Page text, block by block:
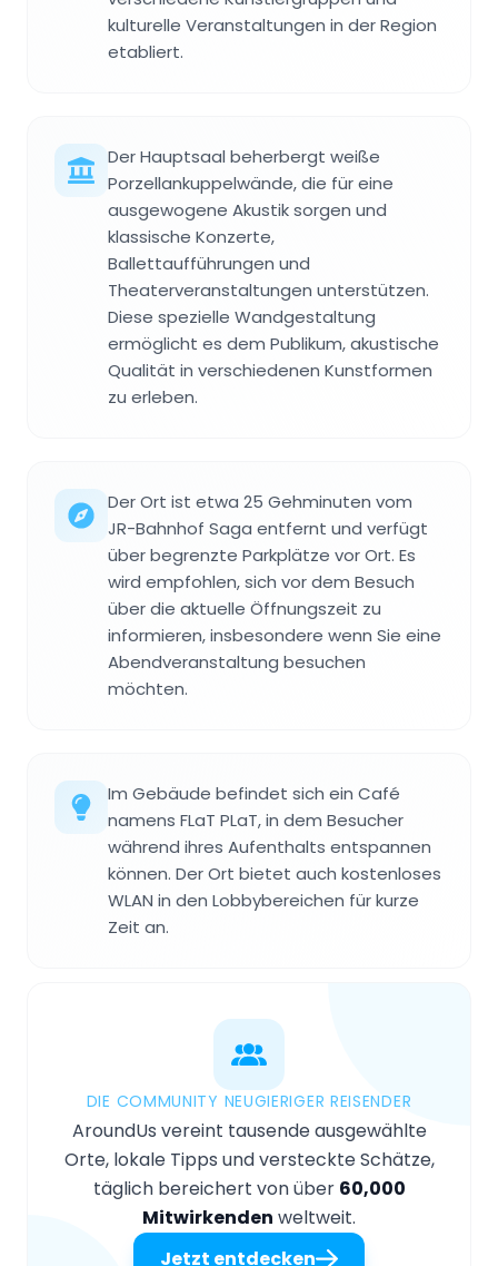
kulturelle Veranstaltungen in der Region
etabliert.
Der Hauptsaal beherbergt weiße
Porzellankuppelwände, die für eine
ausgewogene Akustik sorgen und
klassische Konzerte,
Ballettaufführungen und
Theaterveranstaltungen unterstützen.
Diese spezielle Wandgestaltung
ermöglicht es dem Publikum, akustische
Qualität in verschiedenen Kunstformen
zu erleben.
Der Ort ist etwa 25 Gehminuten vom
JR-Bahnhof Saga entfernt und verfügt
über begrenzte Parkplätze vor Ort. Es
wird empfohlen, sich vor dem Besuch
über die aktuelle Öffnungszeit zu
informieren, insbesondere wenn Sie eine
Abendveranstaltung besuchen
möchten.
Im Gebäude befindet sich ein Café
namens FLaT PLaT, in dem Besucher
während ihres Aufenthalts entspannen
können. Der Ort bietet auch kostenloses
WLAN in den Lobbybereichen für kurze
Zeit an.
DIE COMMUNITY NEUGIERIGER REISENDER
AroundUs vereint tausende ausgewählte
Orte, lokale Tipps und versteckte Schätze,
täglich bereichert von über 60,000
Mitwirkenden weltweit.
Jetzt entdecken